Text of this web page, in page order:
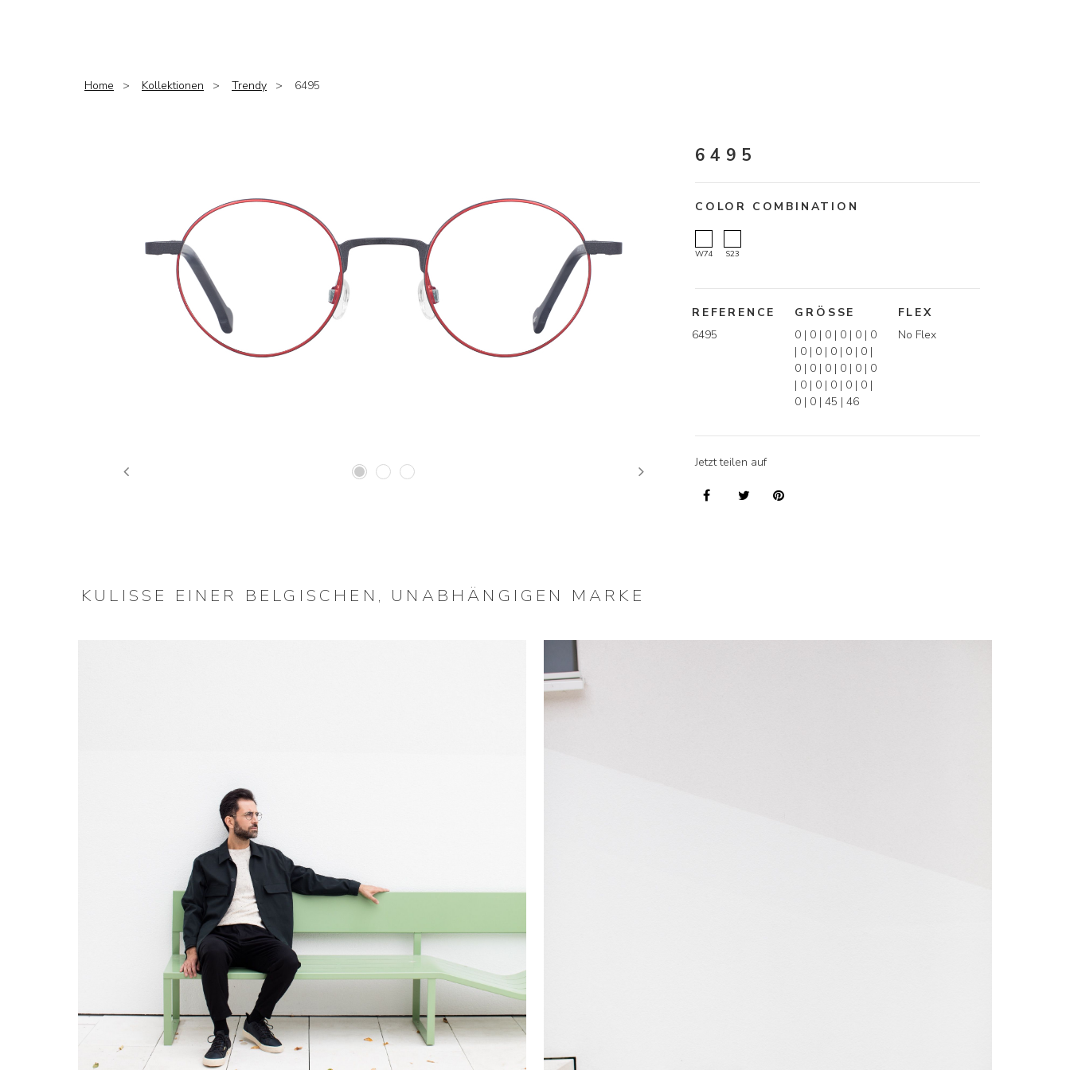
Home Kollektionen Trendy 6495
Previous Next
6495
COLOR COMBINATION
W74 S23
REFERENCE
6495
GRÖSSE
0 | 0 | 0 | 0 | 0 | 0
| 0 | 0 | 0 | 0 | 0 |
0 | 0 | 0 | 0 | 0 | 0
| 0 | 0 | 0 | 0 | 0 |
0 | 0 | 45 | 46
FLEX
No Flex
Jetzt teilen auf
KULISSE EINER BELGISCHEN, UNABHÄNGIGEN MARKE